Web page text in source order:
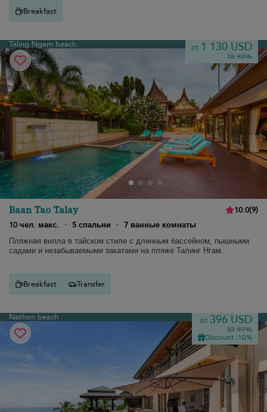
Breakfast
Taling Ngam beach от 1 130 USD
за ночь
Baan Tao Talay 10.0(9)
10 чел. макс.
· 5 спальни · 7 ванные комнаты
Пляжная вилла в тайском стиле с длинным бассейном, пышными
садами и незабываемыми закатами на пляже Талинг Нгам.
Breakfast Transfer
Nathon beach от 396 USD
за ночь
Discount -10%